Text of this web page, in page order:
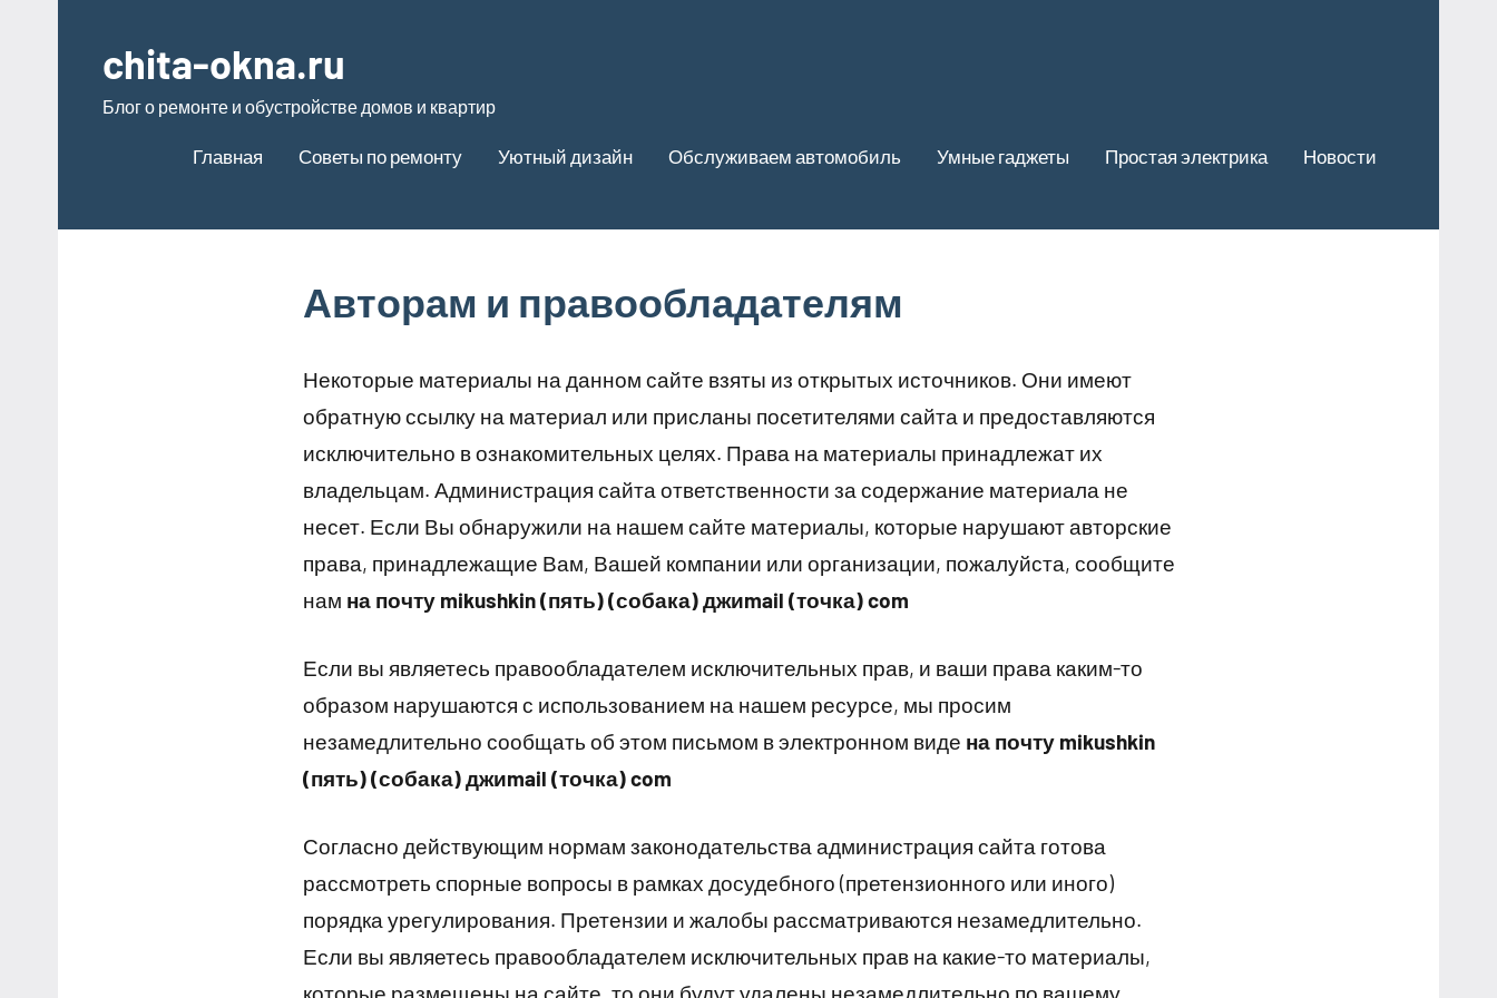
содержимому
chita-okna.ru
Блог о ремонте и обустройстве домов и квартир
Главная Советы по ремонту Уютный дизайн Обслуживаем автомобиль Умные гаджеты Простая электрика Новости
Авторам и правообладателям
Некоторые материалы на данном сайте взяты из открытых источников. Они имеют
обратную ссылку на материал или присланы посетителями сайта и предоставляются
исключительно в ознакомительных целях. Права на материалы принадлежат их
владельцам. Администрация сайта ответственности за содержание материала не
несет. Если Вы обнаружили на нашем сайте материалы, которые нарушают авторские
права, принадлежащие Вам, Вашей компании или организации, пожалуйста, сообщите
нам на почту mikushkin (пять) (собака) джиmail (точка) com
Если вы являетесь правообладателем исключительных прав, и ваши права каким-то
образом нарушаются с использованием на нашем ресурсе, мы просим
незамедлительно сообщать об этом письмом в электронном виде на почту mikushkin
(пять) (собака) джиmail (точка) com
Согласно действующим нормам законодательства администрация сайта готова
рассмотреть спорные вопросы в рамках досудебного (претензионного или иного)
порядка урегулирования. Претензии и жалобы рассматриваются незамедлительно.
Если вы являетесь правообладателем исключительных прав на какие-то материалы,